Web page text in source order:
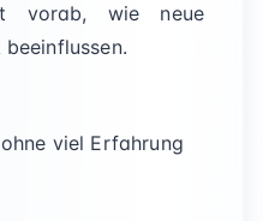
vorab, wie neue
viel Erfahrung